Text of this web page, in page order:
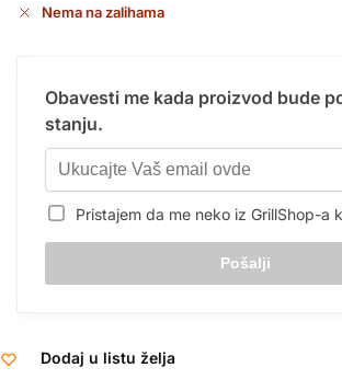
Nema na zalihama
Obavesti me kada proizvod bude
stanju.
Pristajem da me neko iz GrillShop-a
Dodaj u listu želja